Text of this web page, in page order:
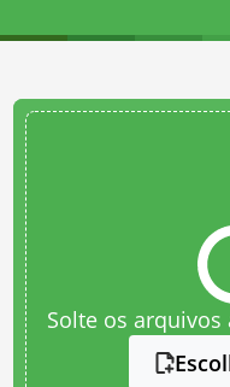
Solte os